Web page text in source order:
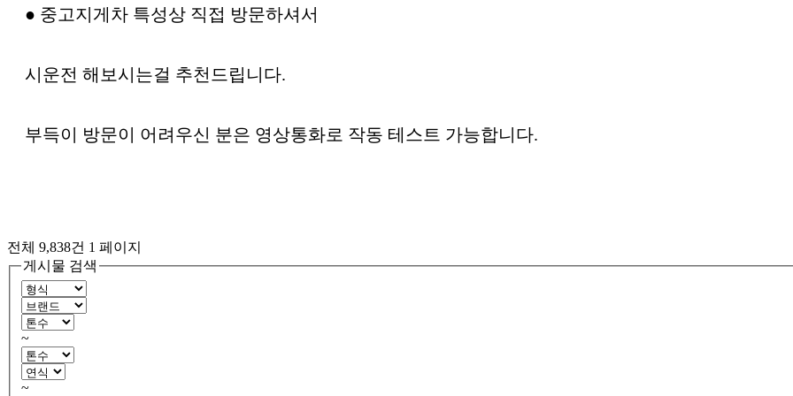
● 중고지게차 특성상 직접 방문하셔서
시운전 해보시는걸 추천드립니다.
부득이 방문이 어려우신 분은 영상통화로 작동 테스트 가능합니다.
전체 9,838건 1 페이지
게시물 검색
~
~